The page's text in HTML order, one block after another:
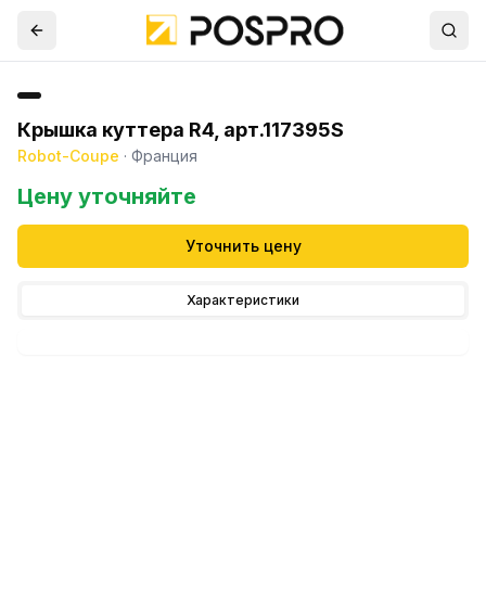
Крышка куттера R4, арт.117395S
Robot-Coupe · Франция
Цену уточняйте
Уточнить цену
Характеристики